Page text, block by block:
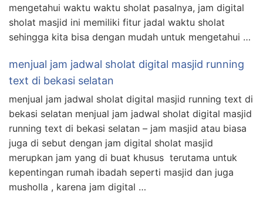
mengetahui waktu waktu sholat pasalnya, jam digital
sholat masjid ini memiliki fitur jadal waktu sholat
sehingga kita bisa dengan mudah untuk mengetahui …
menjual jam jadwal sholat digital masjid running
text di bekasi selatan
menjual jam jadwal sholat digital masjid running text di
bekasi selatan menjual jam jadwal sholat digital masjid
running text di bekasi selatan – jam masjid atau biasa
juga di sebut dengan jam digital sholat masjid
merupkan jam yang di buat khusus terutama untuk
kepentingan rumah ibadah seperti masjid dan juga
musholla , karena jam digital …